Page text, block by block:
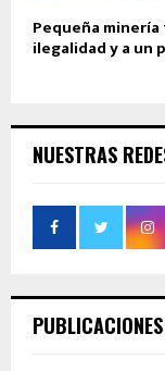
Pequeña
ilegalidad y a un
NUESTRAS